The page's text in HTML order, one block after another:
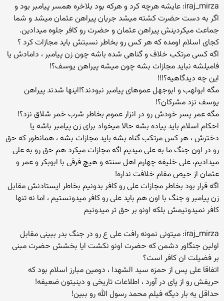
iraj_mirza: عایشه هرچه کرد و هرکه بود بلاخره همسر پیامبر بود و
اگر به دست حضرت کشته میشد جریان پیراهن عثمان میشد و شما
جماعت میکردینش پیراهن عثمان و حضرت رو کافر جلوه میدادین.
کجای اسلام اومده که هر کس رو بخاطر نسبتش باید مجازات کرد ؟
اگه کسی مرتکب خلاف و گناهی شده باشه چون زن پیامبر ، دامادش یا
فامیلشه نباید مجازات بشه چون میشه پیراهن یوسف؟!
این چه دیدگاهیه؟!!!
مگه ابولهب و ابوجهل عموهای پیامبر نبودند؟!اینها شدند پیراهن
یوسف نزد مشرکان؟!
مگه عمر پسر خودش رو در انزار عموم بخاطر شرب خمر شلاق نزد؟!
احکام اسلام باید پیاده بشه حالا میخواد برای زن پیامبر باشه یا
دخترش ، هر کس مرتکب گناه بشه باید مجازات بشه ، همانطور که حق
رو در اون جنگ ما به علی میدیم اگه مجازات میکرد هم حق رو به علی
میدادیم، علی خلیفه چهارم اهل سنته و هیچ فرقی با ابوبکر و عمر و
عثمان از حیص مقام خلافت نداره!
اگه قرار بود بخاطر مجازات علی رو کافر بدونیم بخاطر ایستادنش مقابل
زن پیامبر و جنگ با اون هم باید علی رو کافر میدونستیم ، اما نه تنها
کافر نمیدونیمش بلکه اونو بر حق تر میدونیم
iraj_mirza: میتونی نمونه رافت علی ع رو در جنگ بدر ببینی مقابل
اولین جنگاور دشمن که حضرت اونو نکشت ایا بخشش حضرت مبنی
بر فضیلت ان کافر است؟
اتفاقا علی پس از حمزه سید الشهدا ، دومین مبارز اسلام بود که
حریفش رو از پای در آورد ، اطلاعات تاریخی و دینیتون ضعیفه!
حداقل یه بار دیگه فیلم محمد رسول الله رو ببین!